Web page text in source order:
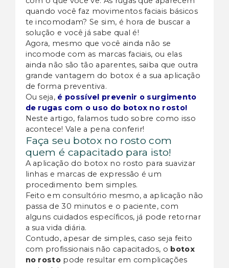
quando você faz movimentos faciais básicos
te incomodam? Se sim, é hora de buscar a
solução e você já sabe qual é!
Agora, mesmo que você ainda não se
incomode com as marcas faciais, ou elas
ainda não são tão aparentes, saiba que outra
grande vantagem do botox é a sua aplicação
de forma preventiva.
Ou seja, é possível prevenir o surgimento
de rugas com o uso do botox no rosto!
Neste artigo, falamos tudo sobre como isso
acontece! Vale a pena conferir!
Faça seu botox no rosto com
quem é capacitado para isto!
A aplicação do botox no rosto para suavizar
linhas e marcas de expressão é um
procedimento bem simples.
Feito em consultório mesmo, a aplicação não
passa de 30 minutos e o paciente, com
alguns cuidados específicos, já pode retornar
a sua vida diária.
Contudo, apesar de simples, caso seja feito
com profissionais não capacitados, o botox
no rosto pode resultar em complicações